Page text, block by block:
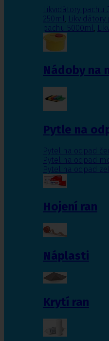
Likvidátory pachu
250ml,
pachu 5000ml,
Nádoby na
Pytle na
Pytel na odpad
Pytel na odpad
Pytel na odpad
Hojení ran
Náplasti
Krytí ran